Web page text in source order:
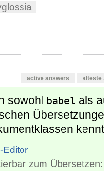
active answers älteste
sowohl babel als
Editor
zum Übersetzen: